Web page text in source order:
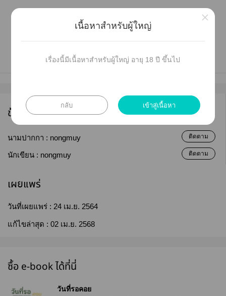
ข้อมูลนักเขียน
นามปากกา : nongmuy ติดตาม
นักเขียน : nongmuy ติดตาม
เผยแพร่
วันที่เผยแพร่ : 24 เม.ย. 2564
แก้ไขล่าสุด : 02 เม.ย. 2568
ซื้อ e-book ได้ที่นี่
วันที่รอคอย
เนื้อหาสำหรับผู้ใหญ่
เรื่องนี้มีเนื้อหาสำหรับผู้ใหญ่ อายุ 18 ปี ขึ้นไป
กลับ เข้าสู่เนื้อหา
×